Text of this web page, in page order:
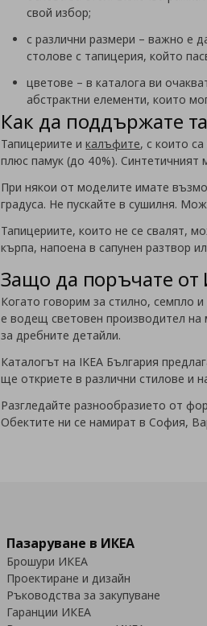
свой избор;
с различни размери – важно е
столове с тапицерия, който
цветове – в каталога ви
абстрактни елементи, които
Как да поддържате
Тапицериите икалъфите, с които
плюс памук (до 40%). Синтетичният
При някои от моделите имате
градуса. Не пускайте в сушилня.
Тапицериите, които не се свалят,
кърпа, напоена в сапунен разтвор
Защо да поръчате от
Когато говорим за стилно, семпло
е водещ световен производител на
за дребните детайли.
Каталогът на IKEA България
ще откриете в различни стилове и
Разгледайте разнообразието от
Обектите ни се намират в София,
Пазаруване в ИКЕА
Брошури ИКЕА
Проектиране и дизайн
Ръководства за закупуване
Гаранции ИКЕА